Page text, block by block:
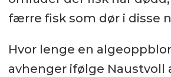
færre fisk som dør i disse
Hvor lenge en
avhenger ifølge Naustvoll